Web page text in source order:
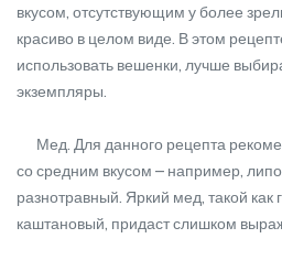
вкусом, отсутствующим у более
красиво в целом виде. В этом
использовать вешенки, лучше
экземпляры.
Мед. Для данного рецепта
со средним вкусом – например,
разнотравный. Яркий мед, такой
каштановый, придаст слишком